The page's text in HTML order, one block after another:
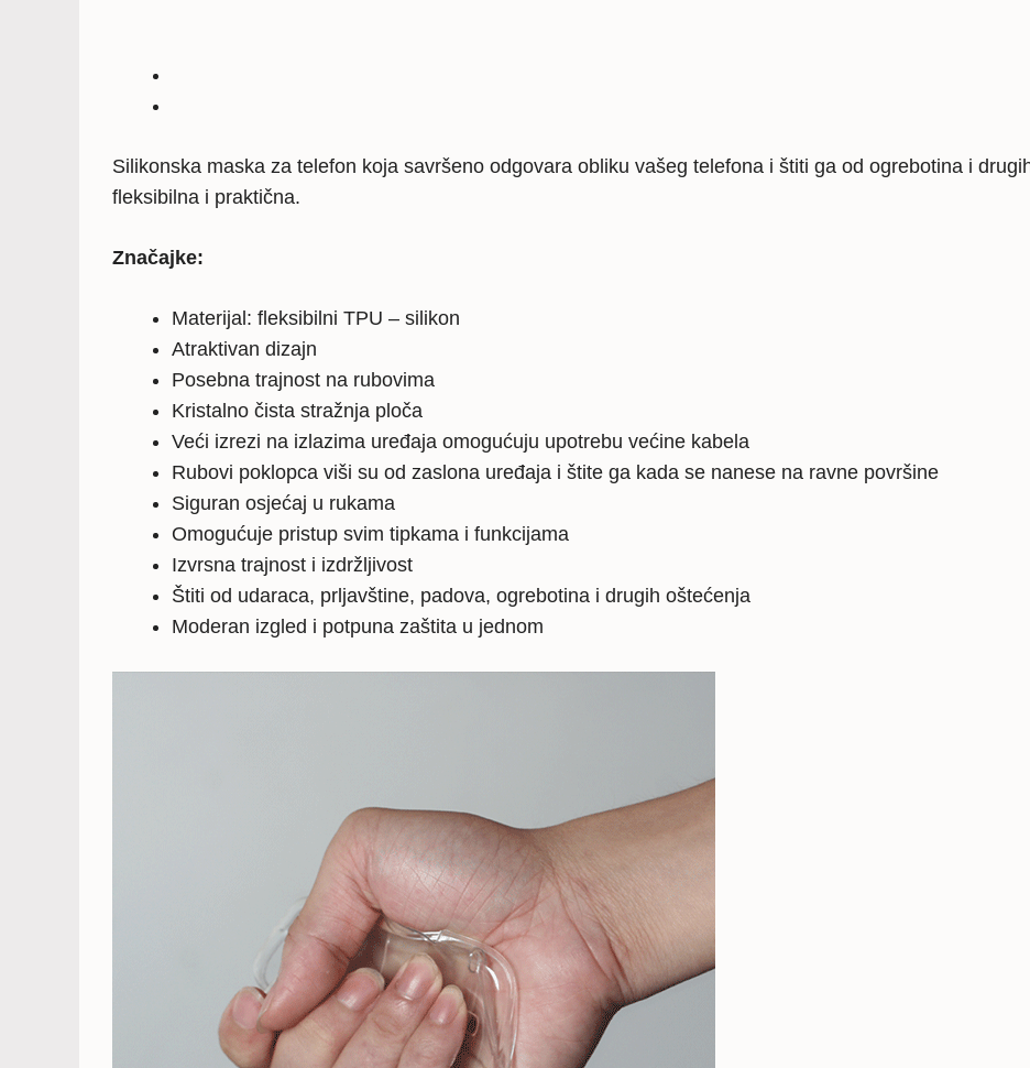
Silikonska maska za telefon koja savršeno odgovara obliku vašeg telefona i štiti ga od ogrebotina i
fleksibilna i praktična.
Značajke:
Materijal: fleksibilni TPU – silikon
Atraktivan dizajn
Posebna trajnost na rubovima
Kristalno čista stražnja ploča
Veći izrezi na izlazima uređaja omogućuju upotrebu većine kabela
Rubovi poklopca viši su od zaslona uređaja i štite ga kada se nanese na ravne površine
Siguran osjećaj u rukama
Omogućuje pristup svim tipkama i funkcijama
Izvrsna trajnost i izdržljivost
Štiti od udaraca, prljavštine, padova, ogrebotina i drugih oštećenja
Moderan izgled i potpuna zaštita u jednom